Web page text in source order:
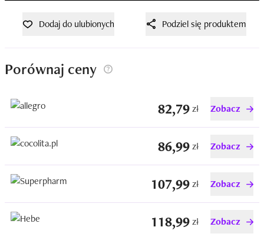
Dodaj do ulubionych Podziel się produktem
Porównaj ceny
82,79zł Zobacz
86,99zł Zobacz
107,99zł Zobacz
118,99zł Zobacz